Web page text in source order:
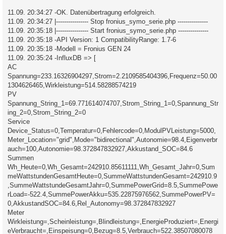
a
g
11.09. 20:34:27 -OK. Datenübertragung erfolgreich.
11.09. 20:34:27 |---------------- Stop fronius_symo_serie.php ---------------
11.09. 20:35:18 |---------------- Start fronius_symo_serie.php ---------------
11.09. 20:35:18 -API Version: 1 CompatibilityRange: 1.7-6
11.09. 20:35:18 -Modell = Fronius GEN 24
11.09. 20:35:24 -InfluxDB => [
AC
Spannung=233.16326904297,Strom=2.2109585404396,Frequenz=50.00
1304626465,Wirkleistung=514.58288574219
PV
Spannung_String_1=69.771614074707,Strom_String_1=0,Spannung_Str
ing_2=0,Strom_String_2=0
Service
Device_Status=0,Temperatur=0,Fehlercode=0,ModulPVLeistung=5000,
Meter_Location="grid",Mode="bidirectional",Autonomie=98.4,Eigenverbr
auch=100,Autonomie=98.372847832927,Akkustand_SOC=84.6
Summen
Wh_Heute=0,Wh_Gesamt=242910.85611111,Wh_Gesamt_Jahr=0,Sum
meWattstundenGesamtHeute=0,SummeWattstundenGesamt=242910.9
,SummeWattstundeGesamtJahr=0,SummePowerGrid=8.5,SummePowe
rLoad=-522.4,SummePowerAkku=535.22875976562,SummePowerPV=
0,AkkustandSOC=84.6,Rel_Autonomy=98.372847832927
Meter
Wirkleistung=,Scheinleistung=,Blindleistung=,EnergieProduziert=,Energi
eVerbraucht=,Einspeisung=0,Bezug=8.5,Verbrauch=522.38507080078